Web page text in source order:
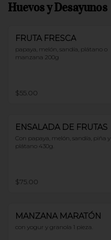
Huevos y Desayunos
FRUTA FRESCA
papaya, melón, sandía, plátano o
manzana 200g
$55.00
ENSALADA DE FRUTAS
Con papaya, melón, sandía, piña y
plátano 430g.
$75.00
MANZANA MARATÓN
con yogur y granola 1 pieza.